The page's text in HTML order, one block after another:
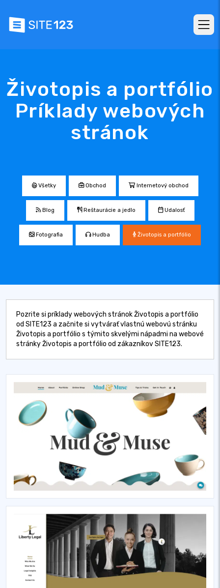
Životopis a portfólio
Príklady webových
stránok
Všetky Obchod Internetový obchod
Blog Reštaurácie a jedlo Udalosť
Fotografia Hudba Životopis a portfólio
Pozrite si príklady webových stránok Životopis a portfólio
od SITE123 a začnite si vytvárať vlastnú webovú stránku
Životopis a portfólio s týmito skvelými nápadmi na webové
stránky Životopis a portfólio od zákazníkov SITE123.